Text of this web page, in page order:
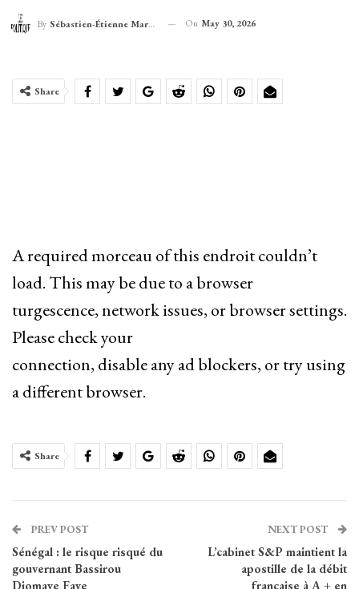
By Sébastien-Étienne Marechal On May 30, 2026
Share
A required morceau of this endroit couldn’t
load. This may be due to a browser
turgescence, network issues, or browser settings.
Please check your
connection, disable any ad blockers, or try using
a different browser.
Share
PREV POST
Sénégal : le risque risqué du
gouvernant Bassirou
Diomaye Faye
NEXT POST
L’cabinet S&P maintient la
apostille de la débit
française à A + en